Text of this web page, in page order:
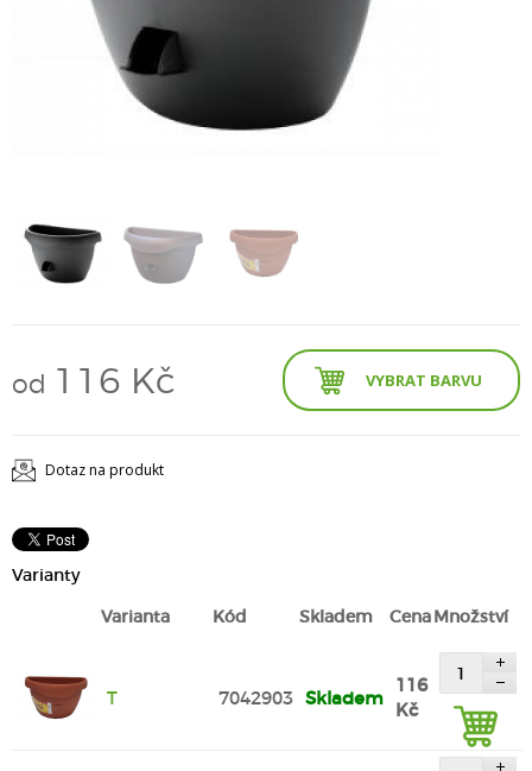
od 116 Kč VYBRAT BARVU
Dotaz na produkt
Varianty
Varianta
Kód Skladem CenaMnožství
T 7042903 Skladem
116
Kč